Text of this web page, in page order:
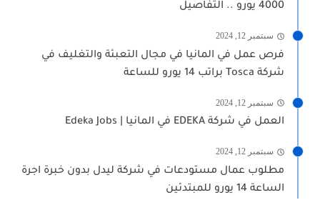
4000 يورو .. التفاصيل
سبتمبر 12, 2024
فرص عمل في المانيا في مجال التعبئة والتغليف في
شركة Tosca براتب 14 يورو للساعة
سبتمبر 12, 2024
العمل في شركة EDEKA في المانيا | Edeka Jobs
سبتمبر 12, 2024
مطلوب عمال مستودعات في شركة ليدل بدون خبرة اجرة
الساعة 14 يورو للمبتدئين